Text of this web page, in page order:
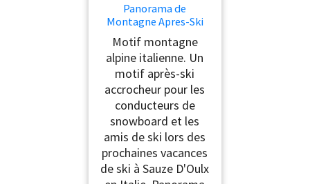
Panorama de
Montagne Apres-Ski
Sauze D'Oulx T-Shirt
Motif montagne
alpine italienne. Un
motif après-ski
accrocheur pour les
conducteurs de
snowboard et les
amis de ski lors des
prochaines vacances
de ski à Sauze D'Oulx